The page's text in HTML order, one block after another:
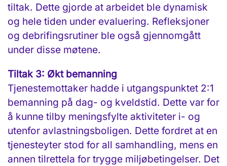
tiltak. Dette gjorde at arbeidet ble dynamisk
og hele tiden under evaluering. Refleksjoner
og debrifingsrutiner ble også gjennomgått
under disse møtene.
Tiltak 3: Økt bemanning
Tjenestemottaker hadde i utgangspunktet 2:1
bemanning på dag- og kveldstid. Dette var for
å kunne tilby meningsfylte aktiviteter i- og
utenfor avlastningsboligen. Dette fordret at en
tjenesteyter stod for all samhandling, mens en
annen tilrettela for trygge miljøbetingelser. Det